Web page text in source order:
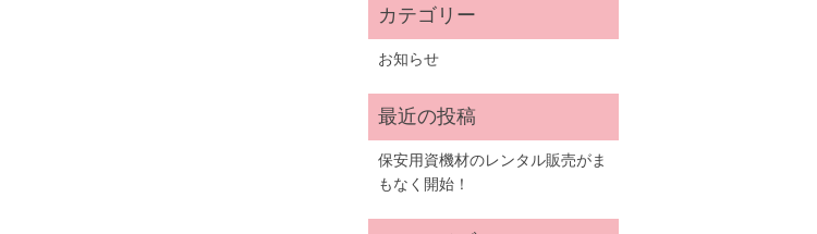
お知らせ
保安用資機材のレンタル販売がま
もなく開始！